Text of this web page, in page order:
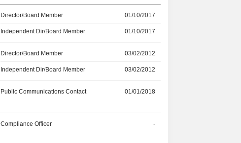
Director/Board Member 01/10/2017
Independent Dir/Board Member 01/10/2017
Director/Board Member 03/02/2012
Independent Dir/Board Member 03/02/2012
Public Communications Contact 01/01/2018
Compliance Officer -